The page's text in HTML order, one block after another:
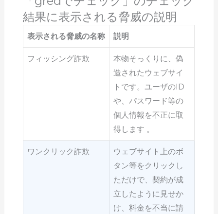
結果に表示される脅威の説明
表示される脅威の名称 説明
フィッシング詐欺
本物そっくりに、偽
造されたウェブサイ
トです。ユーザのID
や、パスワード等の
個人情報を不正に取
得します 。
ワンクリック詐欺
ウェブサイト上のボ
タン等をクリックし
ただけで、契約が成
立したように見せか
け、料金を不当に請